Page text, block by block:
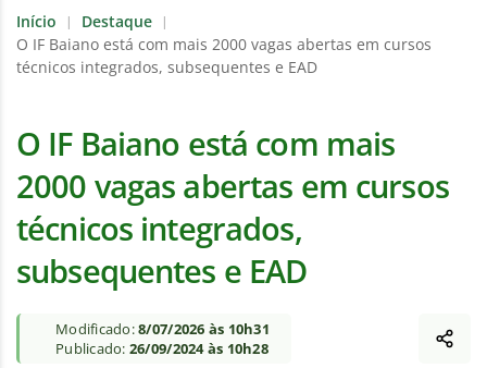
Início | Destaque |
O IF Baiano está com mais 2000 vagas abertas em cursos
técnicos integrados, subsequentes e EAD
O IF Baiano está com mais
2000 vagas abertas em cursos
técnicos integrados,
subsequentes e EAD
Modificado:8/07/2026 às 10h31
Publicado: 26/09/2024 às 10h28